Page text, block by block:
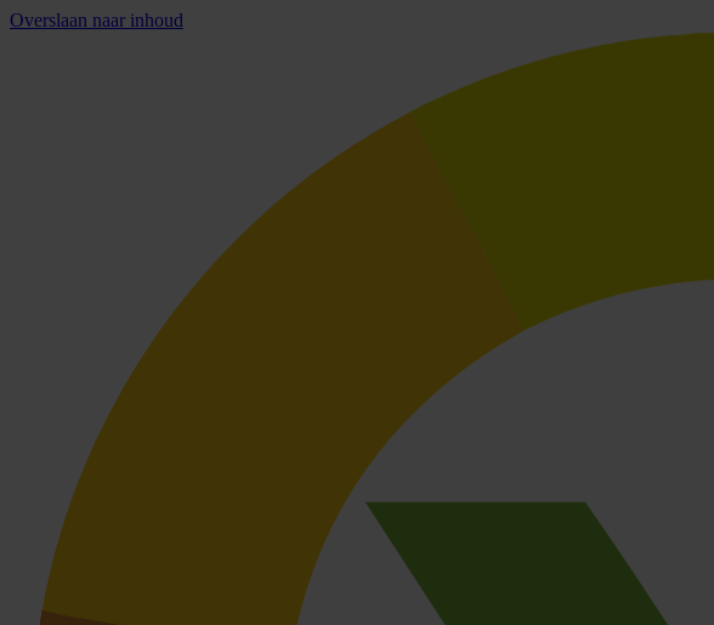
Overslaan naar inhoud